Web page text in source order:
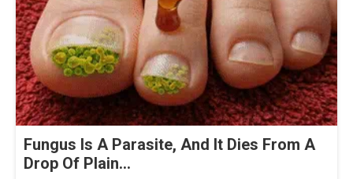
Fungus Is A Parasite, And It Dies From A
Drop Of Plain...